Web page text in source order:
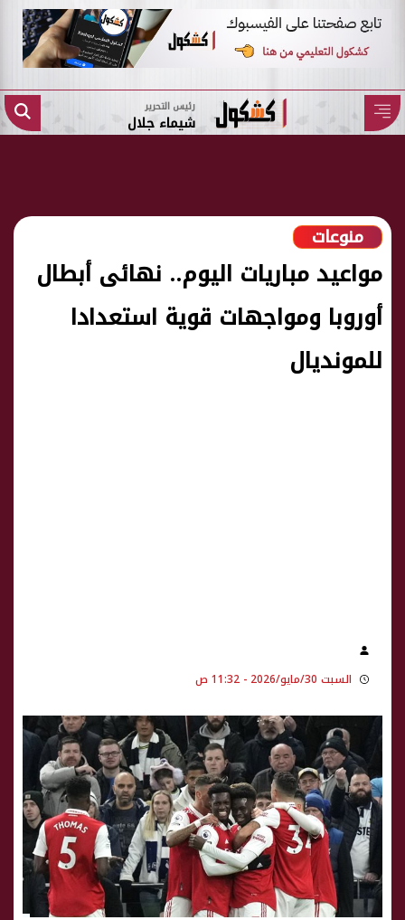
رئيس التحرير
شيماء جلال
منوعات
مواعيد مباريات اليوم.. نهائى أبطال
أوروبا ومواجهات قوية استعدادا
للمونديال
السبت 30/مايو/2026 - 11:32 ص